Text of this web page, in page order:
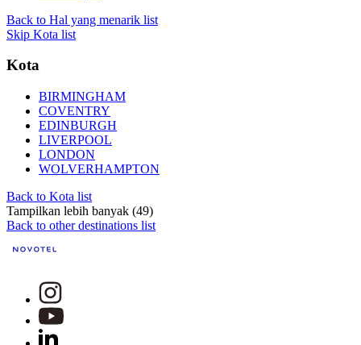
Back to Hal yang menarik list
Skip Kota list
Kota
BIRMINGHAM
COVENTRY
EDINBURGH
LIVERPOOL
LONDON
WOLVERHAMPTON
Back to Kota list
Tampilkan lebih banyak (49)
Back to other destinations list